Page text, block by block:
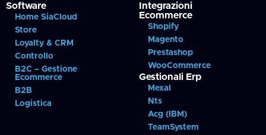
Software
Home SiaCloud
Store
Loyalty & CRM
Controllo
B2C – Gestione
Ecommerce
B2B
Logistica
Integrazioni
Ecommerce
Shopify
Magento
Prestashop
WooCommerce
Gestionali Erp
Mexal
Nts
Acg (IBM)
TeamSystem